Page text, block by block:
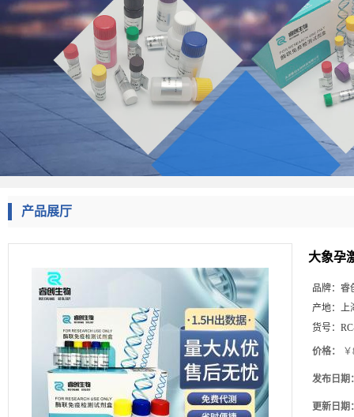
产品展厅
大象孕
品牌： 睿
产地： 上
货号：
价格：
发布日期
更新日期